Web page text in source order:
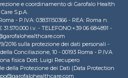
e coordinamento di Garofalo Health
Care S.p.A.
- P.IVA: 03831150366 - REA: Roma n.
i.v. - TELEFONO:+39 06 684891 -
2016 sulla protezione dei dati personali -
Conciliazione, 10 - 00193 Roma - P.IVA
fisica Dott. Luigi Recupero
della Protezione dei Dati (Data Protection